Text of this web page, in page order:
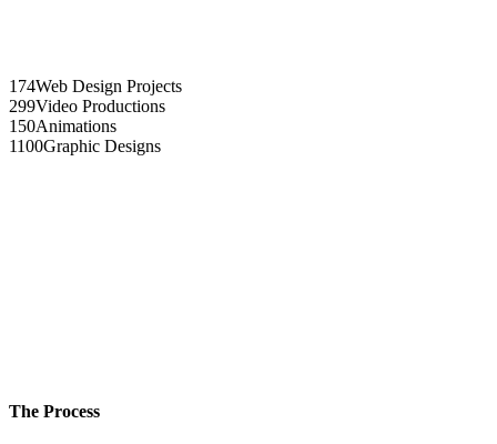
174Web Design Projects
299Video Productions
150Animations
1100Graphic Designs
The Process